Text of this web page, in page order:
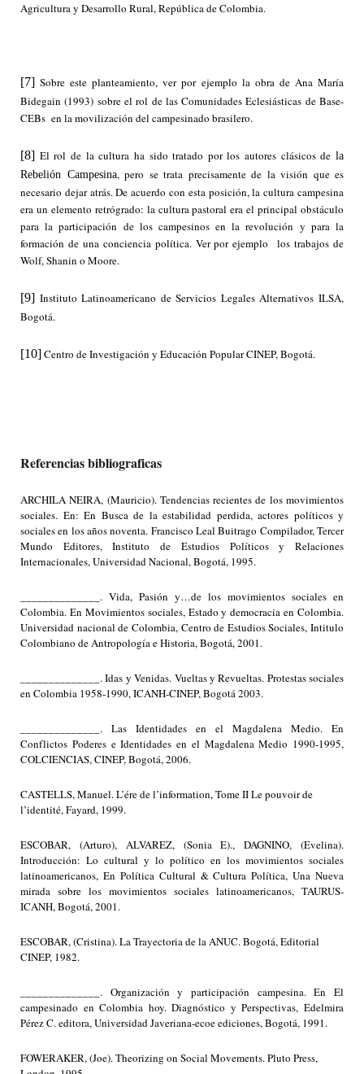
Agricultura y Desarrollo Rural, República de Colombia.
[7] Sobre este planteamiento, ver por ejemplo la obra de Ana María
Bidegain (1993) sobre el rol de las Comunidades Eclesiásticas de Base-
CEBs en la movilización del campesinado brasilero.
[8] El rol de la cultura ha sido tratado por los autores clásicos de la
Rebelión Campesina, pero se trata precisamente de la visión que es
necesario dejar atrás. De acuerdo con esta posición, la cultura campesina
era un elemento retrógrado: la cultura pastoral era el principal obstáculo
para la participación de los campesinos en la revolución y para la
formación de una conciencia política. Ver por ejemplo los trabajos de
Wolf, Shanin o Moore.
[9] Instituto Latinoamericano de Servicios Legales Alternativos ILSA,
Bogotá.
[10]Centro de Investigación y Educación Popular CINEP, Bogotá.
Referencias bibliograficas
ARCHILA NEIRA, (Mauricio). Tendencias recientes de los movimientos
sociales. En: En Busca de la estabilidad perdida, actores políticos y
sociales en los años noventa. Francisco Leal Buitrago Compilador, Tercer
Mundo Editores, Instituto de Estudios Políticos y Relaciones
Internacionales, Universidad Nacional, Bogotá, 1995.
______________. Vida, Pasión y…de los movimientos sociales en
Colombia. En Movimientos sociales, Estado y democracia en Colombia.
Universidad nacional de Colombia, Centro de Estudios Sociales, Intitulo
Colombiano de Antropología e Historia, Bogotá, 2001.
______________. Idas y Venidas. Vueltas y Revueltas. Protestas sociales
en Colombia 1958-1990, ICANH-CINEP, Bogotá 2003.
______________. Las Identidades en el Magdalena Medio. En
Conflictos Poderes e Identidades en el Magdalena Medio 1990-1995,
COLCIENCIAS, CINEP, Bogotá, 2006.
CASTELLS, Manuel. L’ére de l’information, Tome II Le pouvoir de
l’identité, Fayard, 1999.
ESCOBAR, (Arturo), ALVAREZ, (Sonia E)., DAGNINO, (Evelina).
Introducción: Lo cultural y lo político en los movimientos sociales
latinoamericanos, En Política Cultural & Cultura Política, Una Nueva
mirada sobre los movimientos sociales latinoamericanos, TAURUS-
ICANH, Bogotá, 2001.
ESCOBAR, (Cristina). La Trayectoria de la ANUC. Bogotá, Editorial
CINEP, 1982.
______________. Organización y participación campesina. En El
campesinado en Colombia hoy. Diagnóstico y Perspectivas, Edelmira
Pérez C. editora, Universidad Javeriana-ecoe ediciones, Bogotá, 1991.
FOWERAKER, (Joe). Theorizing on Social Movements. Pluto Press,